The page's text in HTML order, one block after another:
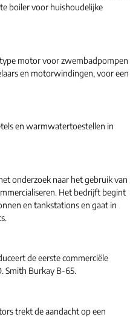
boiler voor huishoudelijke
motor voor zwembadpompen
en motorwindingen, voor een
en warmwatertoestellen in
onderzoek naar het gebruik van
Het bedrijft begint
en tankstations en gaat in
de eerste commerciële
Smith Burkay B-65.
trekt de aandacht op een